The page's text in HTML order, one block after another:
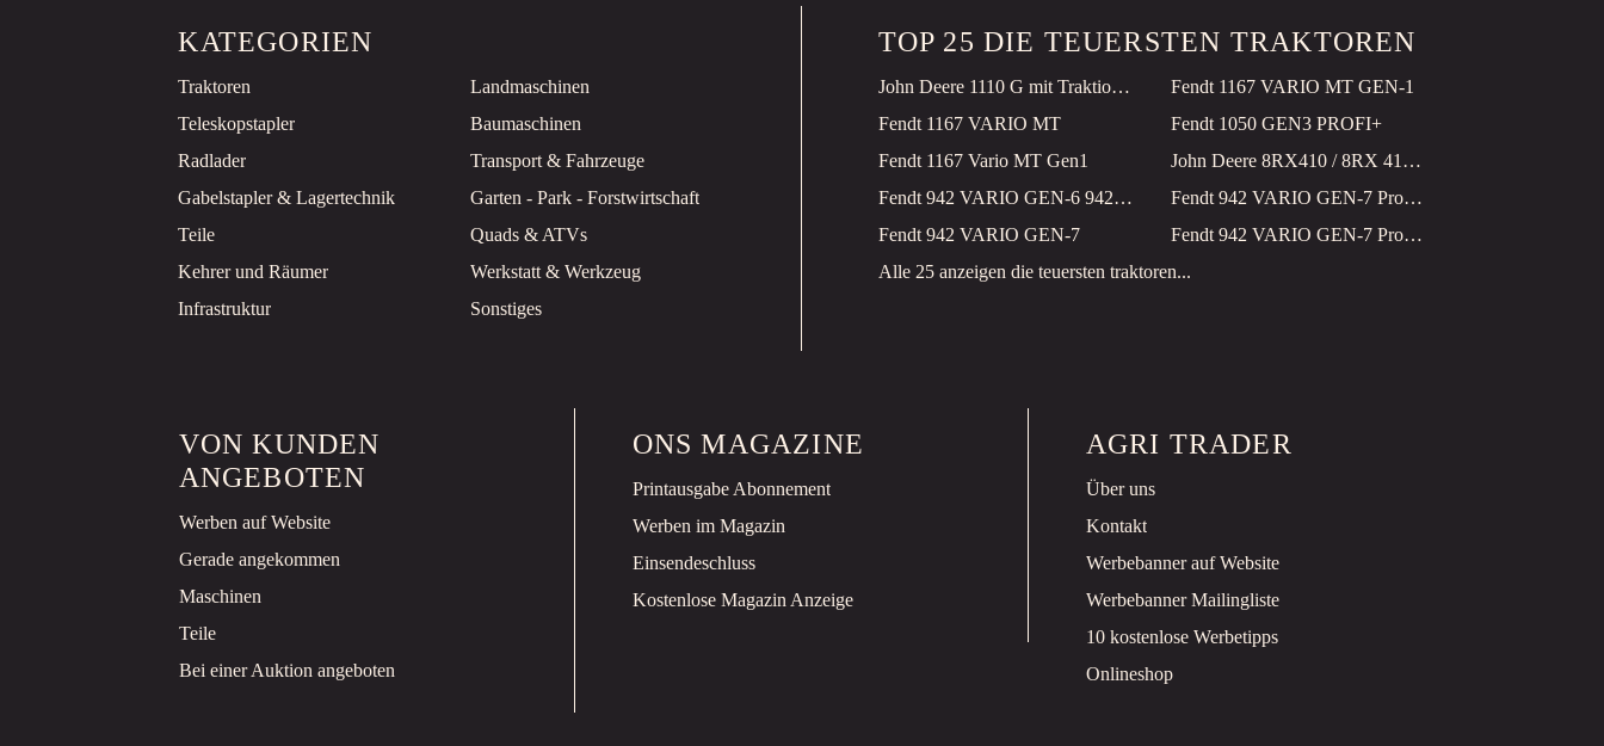
KATEGORIEN
Traktoren
Landmaschinen
Teleskopstapler
Baumaschinen
Radlader
Transport & Fahrzeuge
Gabelstapler & Lagertechnik
Garten - Park - Forstwirtschaft
Teile
Quads & ATVs
Kehrer und Räumer
Werkstatt & Werkzeug
Infrastruktur
Sonstiges
TOP 25 DIE TEUERSTEN TRAKTOREN
John Deere 1110 G mit Traktionswinde
Fendt 1167 VARIO MT GEN-1
Fendt 1167 VARIO MT
Fendt 1050 GEN3 PROFI+
Fendt 1167 Vario MT Gen1
John Deere 8RX410 / 8RX 410 E23
Fendt 942 VARIO GEN-6 942 + FAE Forstmulcher
Fendt 942 VARIO GEN-7 Profi+ Setting 2
Fendt 942 VARIO GEN-7
Fendt 942 VARIO GEN-7 Profi+ Setting2
Alle 25 anzeigen die teuersten traktoren...
VON KUNDEN
ANGEBOTEN
Werben auf Website
Gerade angekommen
Maschinen
Teile
Bei einer Auktion angeboten
ONS MAGAZINE
Printausgabe Abonnement
Werben im Magazin
Einsendeschluss
Kostenlose Magazin Anzeige
AGRI TRADER
Über uns
Kontakt
Werbebanner auf Website
Werbebanner Mailingliste
10 kostenlose Werbetipps
Onlineshop